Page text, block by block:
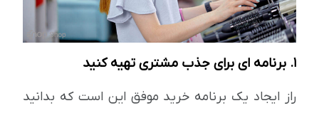
1. برنامه ای برای جذب مشتری تهیه کنید
راز ایجاد یک برنامه خرید موفق این است که بدانید